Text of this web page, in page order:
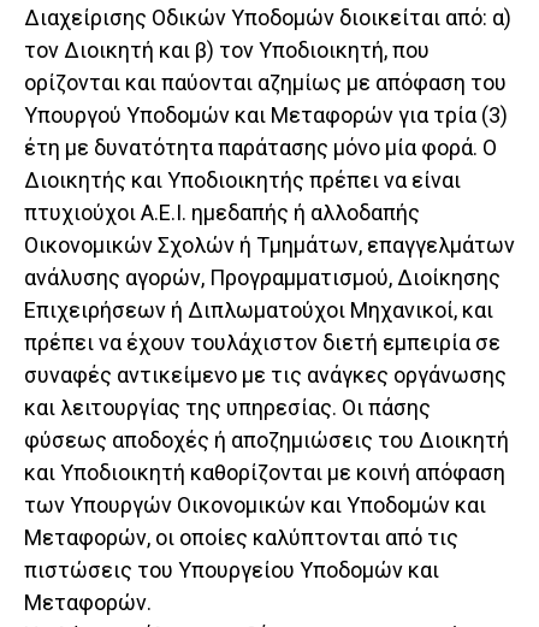
Διαχείρισης Οδικών Υποδομών διοικείται από: α)
τον Διοικητή και β) τον Υποδιοικητή, που
ορίζονται και παύονται αζημίως με απόφαση του
Υπουργού Υποδομών και Μεταφορών για τρία (3)
έτη με δυνατότητα παράτασης μόνο μία φορά. Ο
Διοικητής και Υποδιοικητής πρέπει να είναι
πτυχιούχοι Α.Ε.Ι. ημεδαπής ή αλλοδαπής
Οικονομικών Σχολών ή Τμημάτων, επαγγελμάτων
ανάλυσης αγορών, Προγραμματισμού, Διοίκησης
Επιχειρήσεων ή Διπλωματούχοι Μηχανικοί, και
πρέπει να έχουν τουλάχιστον διετή εμπειρία σε
συναφές αντικείμενο με τις ανάγκες οργάνωσης
και λειτουργίας της υπηρεσίας. Οι πάσης
φύσεως αποδοχές ή αποζημιώσεις του Διοικητή
και Υποδιοικητή καθορίζονται με κοινή απόφαση
των Υπουργών Οικονομικών και Υποδομών και
Μεταφορών, οι οποίες καλύπτονται από τις
πιστώσεις του Υπουργείου Υποδομών και
Μεταφορών.